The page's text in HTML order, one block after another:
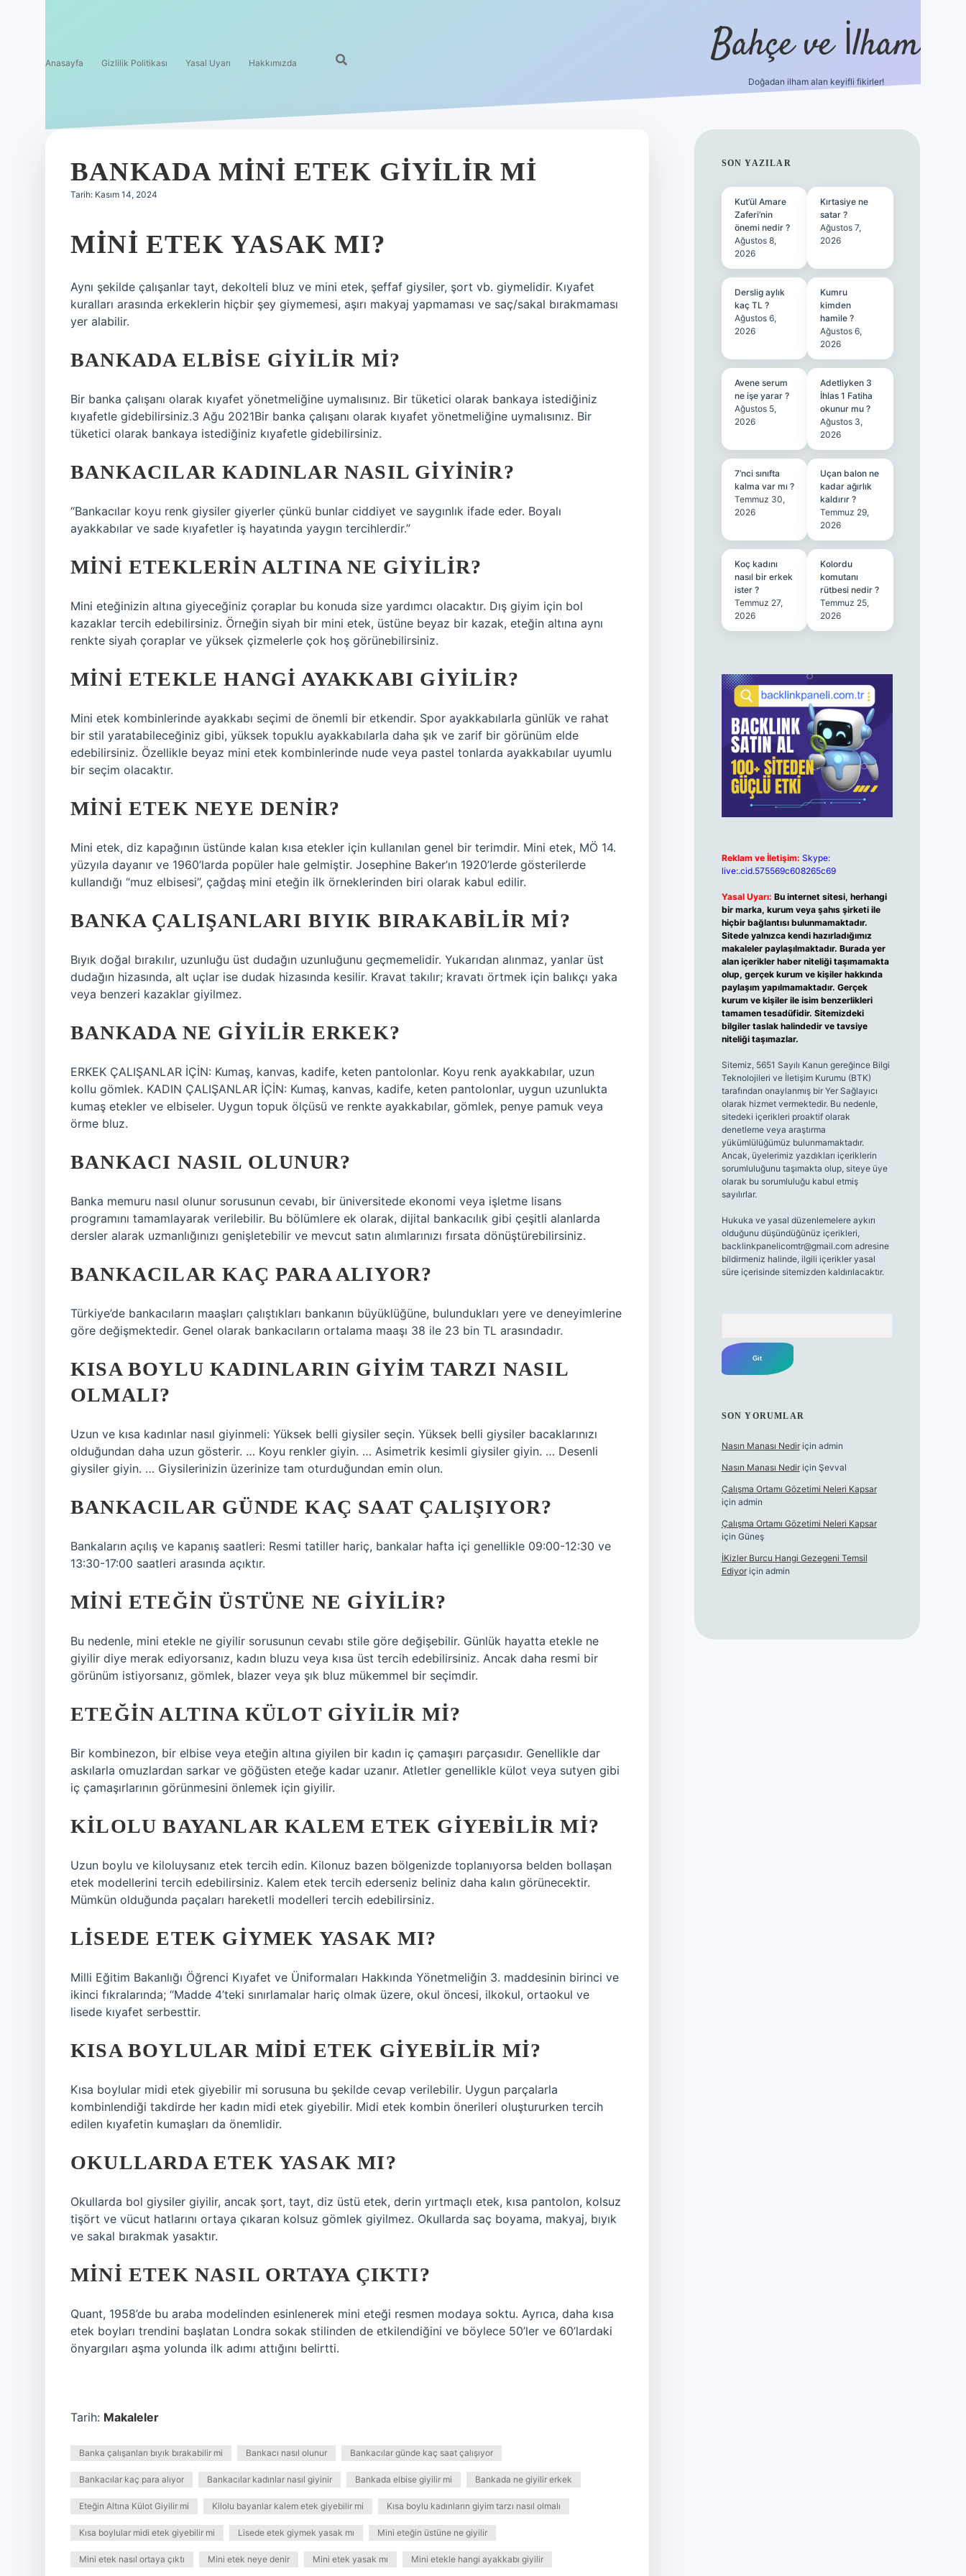
Anasayfa Gizlilik Politikası Yasal Uyarı Hakkımızda Bahçe ve İlham
Doğadan ilham alan keyifli fikirler!
BANKADA MINI ETEK GIYILIR MI
Tarih: Kasım 14, 2024
MINI ETEK YASAK MI?
Aynı şekilde çalışanlar tayt, dekolteli bluz ve mini etek, şeffaf giysiler, şort vb. giymelidir. Kıyafet
kuralları arasında erkeklerin hiçbir şey giymemesi, aşırı makyaj yapmaması ve saç/sakal bırakmaması
yer alabilir.
BANKADA ELBISE GIYILIR MI?
Bir banka çalışanı olarak kıyafet yönetmeliğine uymalısınız. Bir tüketici olarak bankaya istediğiniz
kıyafetle gidebilirsiniz.3 Ağu 2021Bir banka çalışanı olarak kıyafet yönetmeliğine uymalısınız. Bir
tüketici olarak bankaya istediğiniz kıyafetle gidebilirsiniz.
BANKACILAR KADINLAR NASIL GIYINIR?
“Bankacılar koyu renk giysiler giyerler çünkü bunlar ciddiyet ve saygınlık ifade eder. Boyalı
ayakkabılar ve sade kıyafetler iş hayatında yaygın tercihlerdir.”
MINI ETEKLERIN ALTINA NE GIYILIR?
Mini eteğinizin altına giyeceğiniz çoraplar bu konuda size yardımcı olacaktır. Dış giyim için bol
kazaklar tercih edebilirsiniz. Örneğin siyah bir mini etek, üstüne beyaz bir kazak, eteğin altına aynı
renkte siyah çoraplar ve yüksek çizmelerle çok hoş görünebilirsiniz.
MINI ETEKLE HANGI AYAKKABI GIYILIR?
Mini etek kombinlerinde ayakkabı seçimi de önemli bir etkendir. Spor ayakkabılarla günlük ve rahat
bir stil yaratabileceğiniz gibi, yüksek topuklu ayakkabılarla daha şık ve zarif bir görünüm elde
edebilirsiniz. Özellikle beyaz mini etek kombinlerinde nude veya pastel tonlarda ayakkabılar uyumlu
bir seçim olacaktır.
MINI ETEK NEYE DENIR?
Mini etek, diz kapağının üstünde kalan kısa etekler için kullanılan genel bir terimdir. Mini etek, MÖ 14.
yüzyıla dayanır ve 1960’larda popüler hale gelmiştir. Josephine Baker’ın 1920’lerde gösterilerde
kullandığı “muz elbisesi”, çağdaş mini eteğin ilk örneklerinden biri olarak kabul edilir.
BANKA ÇALIŞANLARI BIYIK BIRAKABILIR MI?
Bıyık doğal bırakılır, uzunluğu üst dudağın uzunluğunu geçmemelidir. Yukarıdan alınmaz, yanlar üst
dudağın hizasında, alt uçlar ise dudak hizasında kesilir. Kravat takılır; kravatı örtmek için balıkçı yaka
veya benzeri kazaklar giyilmez.
BANKADA NE GIYILIR ERKEK?
ERKEK ÇALIŞANLAR İÇİN: Kumaş, kanvas, kadife, keten pantolonlar. Koyu renk ayakkabılar, uzun
kollu gömlek. KADIN ÇALIŞANLAR İÇİN: Kumaş, kanvas, kadife, keten pantolonlar, uygun uzunlukta
kumaş etekler ve elbiseler. Uygun topuk ölçüsü ve renkte ayakkabılar, gömlek, penye pamuk veya
örme bluz.
BANKACI NASIL OLUNUR?
Banka memuru nasıl olunur sorusunun cevabı, bir üniversitede ekonomi veya işletme lisans
programını tamamlayarak verilebilir. Bu bölümlere ek olarak, dijital bankacılık gibi çeşitli alanlarda
dersler alarak uzmanlığınızı genişletebilir ve mevcut satın alımlarınızı fırsata dönüştürebilirsiniz.
BANKACILAR KAÇ PARA ALIYOR?
Türkiye’de bankacıların maaşları çalıştıkları bankanın büyüklüğüne, bulundukları yere ve deneyimlerine
göre değişmektedir. Genel olarak bankacıların ortalama maaşı 38 ile 23 bin TL arasındadır.
KISA BOYLU KADINLARIN GIYIM TARZI NASIL
OLMALI?
Uzun ve kısa kadınlar nasıl giyinmeli: Yüksek belli giysiler seçin. Yüksek belli giysiler bacaklarınızı
olduğundan daha uzun gösterir. … Koyu renkler giyin. … Asimetrik kesimli giysiler giyin. … Desenli
giysiler giyin. … Giysilerinizin üzerinize tam oturduğundan emin olun.
BANKACILAR GÜNDE KAÇ SAAT ÇALIŞIYOR?
Bankaların açılış ve kapanış saatleri: Resmi tatiller hariç, bankalar hafta içi genellikle 09:00-12:30 ve
13:30-17:00 saatleri arasında açıktır.
MINI ETEĞIN ÜSTÜNE NE GIYILIR?
Bu nedenle, mini etekle ne giyilir sorusunun cevabı stile göre değişebilir. Günlük hayatta etekle ne
giyilir diye merak ediyorsanız, kadın bluzu veya kısa üst tercih edebilirsiniz. Ancak daha resmi bir
görünüm istiyorsanız, gömlek, blazer veya şık bluz mükemmel bir seçimdir.
ETEĞIN ALTINA KÜLOT GIYILIR MI?
Bir kombinezon, bir elbise veya eteğin altına giyilen bir kadın iç çamaşırı parçasıdır. Genellikle dar
askılarla omuzlardan sarkar ve göğüsten eteğe kadar uzanır. Atletler genellikle külot veya sutyen gibi
iç çamaşırlarının görünmesini önlemek için giyilir.
KILOLU BAYANLAR KALEM ETEK GIYEBILIR MI?
Uzun boylu ve kiloluysanız etek tercih edin. Kilonuz bazen bölgenizde toplanıyorsa belden bollaşan
etek modellerini tercih edebilirsiniz. Kalem etek tercih ederseniz beliniz daha kalın görünecektir.
Mümkün olduğunda paçaları hareketli modelleri tercih edebilirsiniz.
LISEDE ETEK GIYMEK YASAK MI?
Milli Eğitim Bakanlığı Öğrenci Kıyafet ve Üniformaları Hakkında Yönetmeliğin 3. maddesinin birinci ve
ikinci fıkralarında; “Madde 4’teki sınırlamalar hariç olmak üzere, okul öncesi, ilkokul, ortaokul ve
lisede kıyafet serbesttir.
KISA BOYLULAR MIDI ETEK GIYEBILIR MI?
Kısa boylular midi etek giyebilir mi sorusuna bu şekilde cevap verilebilir. Uygun parçalarla
kombinlendiği takdirde her kadın midi etek giyebilir. Midi etek kombin önerileri oluştururken tercih
edilen kıyafetin kumaşları da önemlidir.
OKULLARDA ETEK YASAK MI?
Okullarda bol giysiler giyilir, ancak şort, tayt, diz üstü etek, derin yırtmaçlı etek, kısa pantolon, kolsuz
tişört ve vücut hatlarını ortaya çıkaran kolsuz gömlek giyilmez. Okullarda saç boyama, makyaj, bıyık
ve sakal bırakmak yasaktır.
MINI ETEK NASIL ORTAYA ÇIKTI?
Quant, 1958’de bu araba modelinden esinlenerek mini eteği resmen modaya soktu. Ayrıca, daha kısa
etek boyları trendini başlatan Londra sokak stilinden de etkilendiğini ve böylece 50’ler ve 60’lardaki
önyargıları aşma yolunda ilk adımı attığını belirtti.
Tarih: Makaleler
Banka çalışanları bıyık bırakabilir mi Bankacı nasıl olunur Bankacılar günde kaç saat çalışıyor
Bankacılar kaç para alıyor Bankacılar kadınlar nasıl giyinir Bankada elbise giyilir mi Bankada ne giyilir erkek
Eteğin Altına Külot Giyilir mi Kilolu bayanlar kalem etek giyebilir mi Kısa boylu kadınların giyim tarzı nasıl olmalı
Kısa boylular midi etek giyebilir mi Lisede etek giymek yasak mı Mini eteğin üstüne ne giyilir
Mini etek nasıl ortaya çıktı Mini etek neye denir Mini etek yasak mı Mini etekle hangi ayakkabı giyilir
SIDEBAR
SON YAZILAR
Kut’ül Amare
Zaferi’nin
önemi nedir ?
Ağustos 8,
2026
Kırtasiye ne
satar ?
Ağustos 7,
2026
Derslig aylık
kaç TL ?
Ağustos 6,
2026
Kumru
kimden
hamile ?
Ağustos 6,
2026
Avene serum
ne işe yarar ?
Ağustos 5,
2026
Adetliyken 3
İhlas 1 Fatiha
okunur mu ?
Ağustos 3,
2026
7’nci sınıfta
kalma var mı ?
Temmuz 30,
2026
Uçan balon ne
kadar ağırlık
kaldırır ?
Temmuz 29,
2026
Koç kadını
nasıl bir erkek
ister ?
Temmuz 27,
2026
Kolordu
komutanı
rütbesi nedir ?
Temmuz 25,
2026
Reklam ve İletişim: Skype:
live:.cid.575569c608265c69
Yasal Uyarı: Bu internet sitesi, herhangi
bir marka, kurum veya şahıs şirketi ile
hiçbir bağlantısı bulunmamaktadır.
Sitede yalnızca kendi hazırladığımız
makaleler paylaşılmaktadır. Burada yer
alan içerikler haber niteliği taşımamakta
olup, gerçek kurum ve kişiler hakkında
paylaşım yapılmamaktadır. Gerçek
kurum ve kişiler ile isim benzerlikleri
tamamen tesadüfidir. Sitemizdeki
bilgiler taslak halindedir ve tavsiye
niteliği taşımazlar.
Sitemiz, 5651 Sayılı Kanun gereğince Bilgi
Teknolojileri ve İletişim Kurumu (BTK)
tarafından onaylanmış bir Yer Sağlayıcı
olarak hizmet vermektedir. Bu nedenle,
sitedeki içerikleri proaktif olarak
denetleme veya araştırma
yükümlülüğümüz bulunmamaktadır.
Ancak, üyelerimiz yazdıkları içeriklerin
sorumluluğunu taşımakta olup, siteye üye
olarak bu sorumluluğu kabul etmiş
sayılırlar.
Hukuka ve yasal düzenlemelere aykırı
olduğunu düşündüğünüz içerikleri,
backlinkpanelicomtr@gmail.comadresine
bildirmeniz halinde, ilgili içerikler yasal
süre içerisinde sitemizden kaldırılacaktır.
SON YORUMLAR
Nasın Manası Nediriçin admin
Nasın Manası Nediriçin Şevval
Çalışma Ortamı Gözetimi Neleri Kapsar
için admin
Çalışma Ortamı Gözetimi Neleri Kapsar
için Güneş
İKizler Burcu Hangi Gezegeni Temsil
Ediyoriçin admin
ilbet yeni